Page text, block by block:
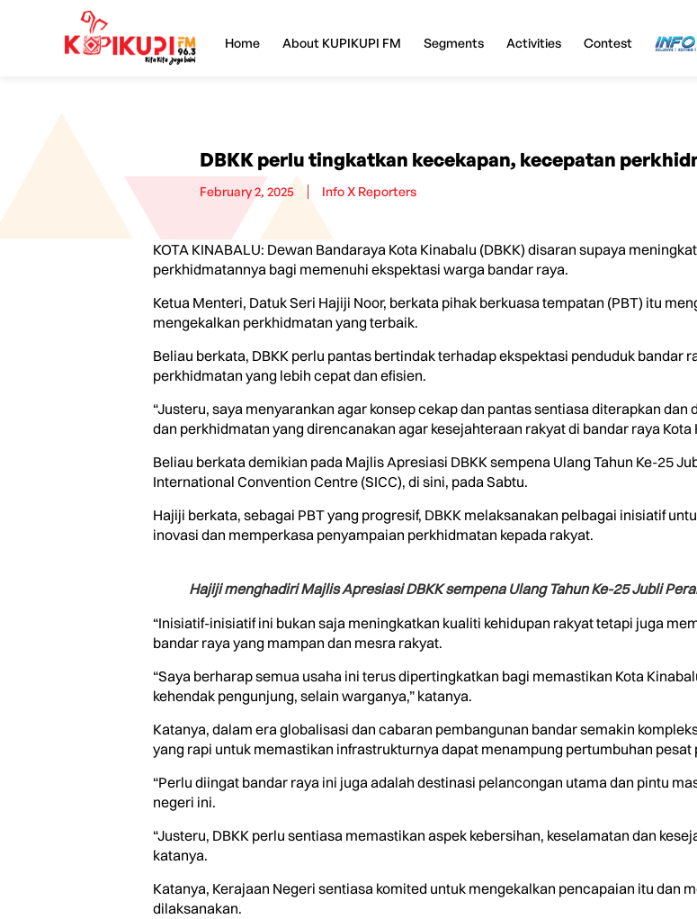
Home About KUPIKUPI FM Segments Activities Contest InfoX
DBKK perlu tingkatkan kecekapan, kecepatan
February 2, 2025 Info X Reporters
KOTA KINABALU: Dewan Bandaraya Kota Kinabalu (DBKK) disaran supaya
perkhidmatannya bagi memenuhi ekspektasi warga bandar raya.
Ketua Menteri, Datuk Seri Hajiji Noor, berkata pihak berkuasa tempatan (PBT) itu
mengekalkan perkhidmatan yang terbaik.
Beliau berkata, DBKK perlu pantas bertindak terhadap ekspektasi penduduk bandar
perkhidmatan yang lebih cepat dan efisien.
“Justeru, saya menyarankan agar konsep cekap dan pantas sentiasa diterapkan
dan perkhidmatan yang direncanakan agar kesejahteraan rakyat di bandar raya Kota
Beliau berkata demikian pada Majlis Apresiasi DBKK sempena Ulang Tahun Ke-25
International Convention Centre (SICC), di sini, pada Sabtu.
Hajiji berkata, sebagai PBT yang progresif, DBKK melaksanakan pelbagai inisiatif
inovasi dan memperkasa penyampaian perkhidmatan kepada rakyat.
Hajiji menghadiri Majlis Apresiasi DBKK sempena Ulang Tahun Ke-25 Jubli
“Inisiatif-inisiatif ini bukan saja meningkatkan kualiti kehidupan rakyat tetapi juga
bandar raya yang mampan dan mesra rakyat.
“Saya berharap semua usaha ini terus dipertingkatkan bagi memastikan Kota
kehendak pengunjung, selain warganya,” katanya.
Katanya, dalam era globalisasi dan cabaran pembangunan bandar semakin
yang rapi untuk memastikan infrastrukturnya dapat menampung pertumbuhan pesat
“Perlu diingat bandar raya ini juga adalah destinasi pelancongan utama dan pintu
negeri ini.
“Justeru, DBKK perlu sentiasa memastikan aspek kebersihan, keselamatan dan
katanya.
Katanya, Kerajaan Negeri sentiasa komited untuk mengekalkan pencapaian itu dan
dilaksanakan.